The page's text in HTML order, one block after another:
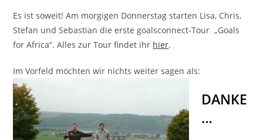
Es ist soweit! Am morgigen Donnerstag starten Lisa, Chris,
Stefan und Sebastian die erste goalsconnect-Tour „Goals
for Africa“. Alles zur Tour findet ihr hier.
Im Vorfeld möchten wir nichts weiter sagen als:
DANKE
…